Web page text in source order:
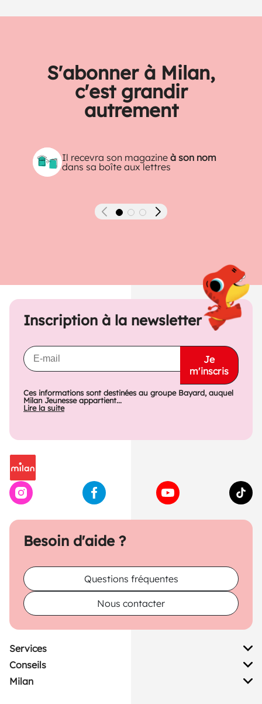
S'abonner à Milan,
c'est grandir
autrement
Il recevra son magazineà son nom
dans sa boîte aux lettres
Précédent Suivant
Besoin d'aide ?
Questions fréquentes
Nous contacter
Inscription à la newsletter
Je
m'inscris
Ces informations sont destinées au groupe Bayard, auquel
Milan Jeunesse appartient...
Lire la suite
Services
Conseils
Milan